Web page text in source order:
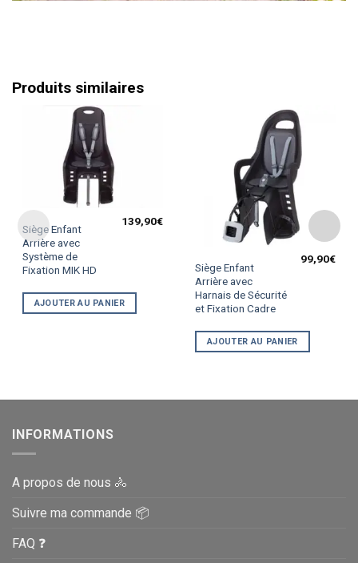
Produits similaires
Siège Enfant
Arrière avec
Système de
Fixation MIK HD
139,90€
AJOUTER AU PANIER
Siège Enfant
Arrière avec
Harnais de Sécurité
et Fixation Cadre
99,90€
AJOUTER AU PANIER
INFORMATIONS
A propos de nous 🚴
Suivre ma commande 📦
FAQ ❓